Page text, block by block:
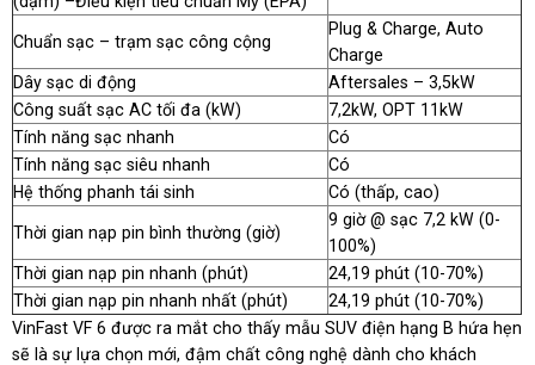
Chuẩn sạc – trạm sạc công cộng
Plug & Charge, Auto
Charge
Dây sạc di động
Aftersales – 3,5kW
Công suất sạc AC tối đa (kW)
7,2kW, OPT 11kW
Tính năng sạc nhanh
Có
Tính năng sạc siêu nhanh
Có
Hệ thống phanh tái sinh
Có (thấp, cao)
Thời gian nạp pin bình thường (giờ)
9 giờ @ sạc 7,2 kW (0-
100%)
Thời gian nạp pin nhanh (phút)
24,19 phút (10-70%)
Thời gian nạp pin nhanh nhất (phút)
24,19 phút (10-70%)
VinFast VF 6 được ra mắt cho thấy mẫu SUV điện hạng B hứa hẹn
sẽ là sự lựa chọn mới, đậm chất công nghệ dành cho khách